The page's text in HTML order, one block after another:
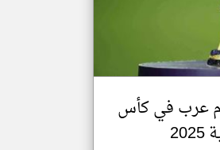
نجوم عرب في كأس